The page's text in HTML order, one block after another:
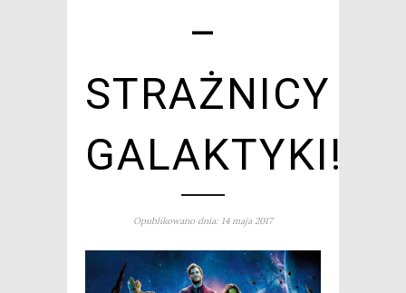
–
STRAŻNICY
GALAKTYKI!
Opublikowano dnia: 14 maja 2017